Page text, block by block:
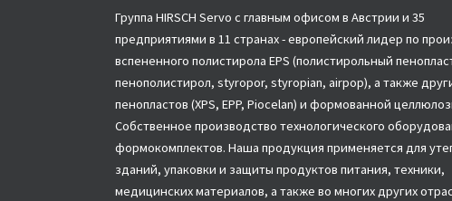
Группа HIRSCH Servo с главным офисом в Австрии и 35
предприятиями в 11 странах - европейский лидер по
вспененного полистирола EPS (полистирольный
пенополистирол, styropor, styropian, airpop), а также
пенопластов (XPS, EPP, Piocelan) и формованной
Собственное производство технологического
формокомплектов. Наша продукция применяется для
зданий, упаковки и защиты продуктов питания, техники,
медицинских материалов, а также во многих других